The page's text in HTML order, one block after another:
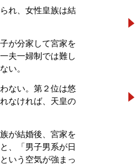
れ、女性皇族は結
が分家して宮家を
夫一婦制では難し
い。
ない。第２位は悠
なければ、天皇の
が結婚後、宮家を
、「男子男系が日
いう空気が強まっ